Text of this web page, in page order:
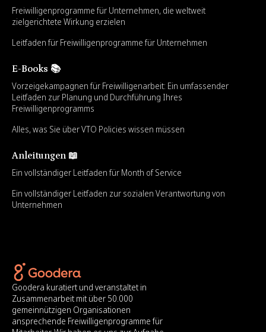
Freiwilligenprogramme für Unternehmen, die weltweit
zielgerichtete Wirkung erzielen
Leitfaden für Freiwilligenprogramme für Unternehmen
E-Books 📚
Vorzeigekampagnen für Freiwilligenarbeit: Ein umfassender
Leitfaden zur Planung und Durchführung Ihres
Freiwilligenprogramms
Alles, was Sie über VTO Policies wissen müssen
Anleitungen 📖
Ein vollständiger Leitfaden für Month of Service
Ein vollständiger Leitfaden zur sozialen Verantwortung von
Unternehmen
Goodera kuratiert und veranstaltet in
Zusammenarbeit mit über 50.000
gemeinnützigen Organisationen
ansprechende Freiwilligenprogramme für